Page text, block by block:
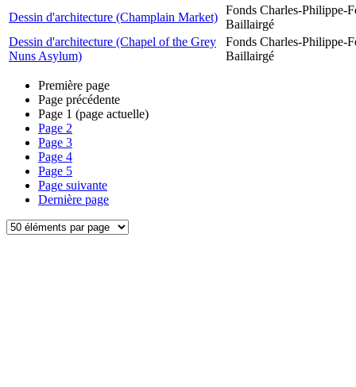
Dessin d'architecture (Champlain Market)
Fonds Charles-Philippe-
Baillairgé
Dessin d'architecture (Chapel of the Grey
Nuns Asylum)
Fonds Charles-Philippe-
Baillairgé
Première page
Page précédente
Page 1 (page actuelle)
Page 2
Page 3
Page 4
Page 5
Page suivante
Dernière page